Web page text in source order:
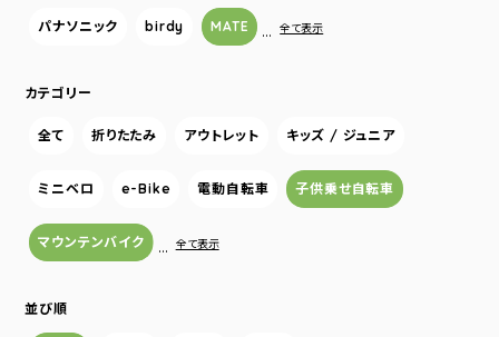
パナソニック birdy MATE … 全て表示
カテゴリー
全て 折りたたみ アウトレット キッズ / ジュニア
ミニベロ e-Bike 電動自転車 子供乗せ自転車
マウンテンバイク … 全て表示
並び順